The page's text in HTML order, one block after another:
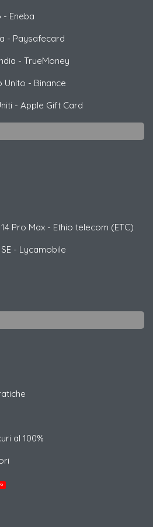
- Eneba
- Paysafecard
- TrueMoney
Unito - Binance
- Apple Gift Card
Pro Max - Ethio telecom (ETC)
- Lycamobile
al 100%